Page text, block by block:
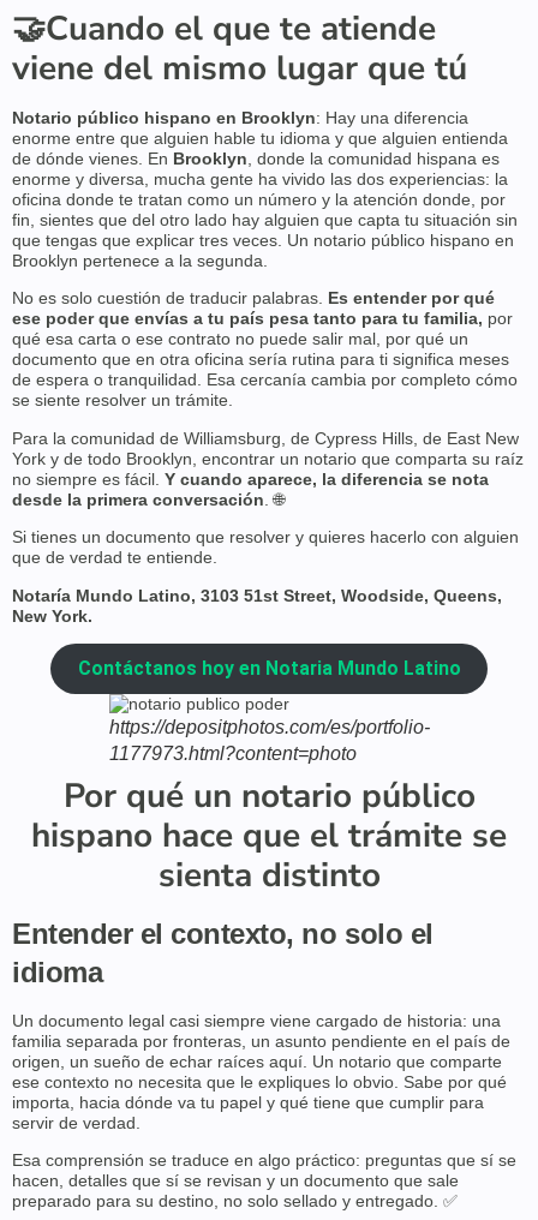
🤝Cuando el que te atiende
viene del mismo lugar que tú
Notario público hispano en Brooklyn: Hay una diferencia
enorme entre que alguien hable tu idioma y que alguien entienda
de dónde vienes. En Brooklyn , donde la comunidad hispana es
enorme y diversa, mucha gente ha vivido las dos experiencias: la
oficina donde te tratan como un número y la atención donde, por
fin, sientes que del otro lado hay alguien que capta tu situación sin
que tengas que explicar tres veces. Un notario público hispano en
Brooklyn pertenece a la segunda.
No es solo cuestión de traducir palabras. Es entender por qué
ese poder que envías a tu país pesa tanto para tu familia, por
qué esa carta o ese contrato no puede salir mal, por qué un
documento que en otra oficina sería rutina para ti significa meses
de espera o tranquilidad. Esa cercanía cambia por completo cómo
se siente resolver un trámite.
Para la comunidad de Williamsburg, de Cypress Hills, de East New
York y de todo Brooklyn, encontrar un notario que comparta su raíz
no siempre es fácil. Y cuando aparece, la diferencia se nota
desde la primera conversación . 🌐
Si tienes un documento que resolver y quieres hacerlo con alguien
que de verdad te entiende.
Notaría Mundo Latino, 3103 51st Street, Woodside, Queens,
New York.
Contáctanos hoy en Notaria Mundo Latino
https://depositphotos.com/es/portfolio-
1177973.html?content=photo
Por qué un notario público
hispano hace que el trámite se
sienta distinto
Entender el contexto, no solo el
idioma
Un documento legal casi siempre viene cargado de historia: una
familia separada por fronteras, un asunto pendiente en el país de
origen, un sueño de echar raíces aquí. Un notario que comparte
ese contexto no necesita que le expliques lo obvio. Sabe por qué
importa, hacia dónde va tu papel y qué tiene que cumplir para
servir de verdad.
Esa comprensión se traduce en algo práctico: preguntas que sí se
hacen, detalles que sí se revisan y un documento que sale
preparado para su destino, no solo sellado y entregado. ✅